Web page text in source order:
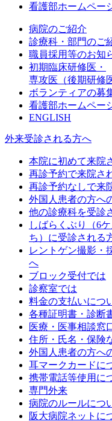
看護部ホームペー
病院のご紹介
診療科・部門のご
職員採用等のお知
初期臨床研修医・
専攻医（後期研修
ボランティアの募
看護部ホームペー
ENGLISH
外来受診される方へ
本院に初めて来院
再診予約で来院さ
再診予約なしで来
外国人患者の方へ
他の診療科を受診
しばらくぶり（6
ち）に受診される
レントゲン撮影・
へ
ブロック受付では
診察室では
料金の支払いにつ
各種証明書・診断
医療・医事相談窓
住所・氏名・保険
外国人患者の方へ
耳マークカードに
携帯電話等使用に
専門外来
病院のルールにつ
阪大病院ネットに